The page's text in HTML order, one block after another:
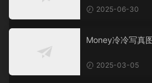
2025-06-30
Money冷冷写真
2025-03-05